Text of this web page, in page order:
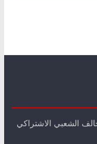
الشعبي الاشتراكي